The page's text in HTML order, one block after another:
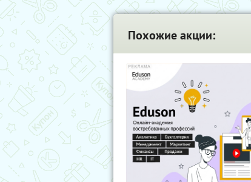
Похожие акции: